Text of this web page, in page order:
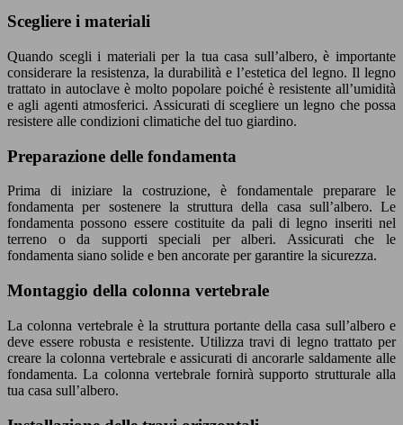
Scegliere i materiali
Quando scegli i materiali per la tua casa sull’albero, è importante
considerare la resistenza, la durabilità e l’estetica del legno. Il legno
trattato in autoclave è molto popolare poiché è resistente all’umidità
e agli agenti atmosferici. Assicurati di scegliere un legno che possa
resistere alle condizioni climatiche del tuo giardino.
Preparazione delle fondamenta
Prima di iniziare la costruzione, è fondamentale preparare le
fondamenta per sostenere la struttura della casa sull’albero. Le
fondamenta possono essere costituite da pali di legno inseriti nel
terreno o da supporti speciali per alberi. Assicurati che le
fondamenta siano solide e ben ancorate per garantire la sicurezza.
Montaggio della colonna vertebrale
La colonna vertebrale è la struttura portante della casa sull’albero e
deve essere robusta e resistente. Utilizza travi di legno trattato per
creare la colonna vertebrale e assicurati di ancorarle saldamente alle
fondamenta. La colonna vertebrale fornirà supporto strutturale alla
tua casa sull’albero.